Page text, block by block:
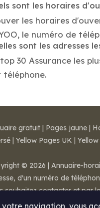
sont les horaires
les horaires
le numéro de
sont les adresses
30 Assurance les
téléphone.
votre navigation, vous
gratuit | Pages jaune |
| Yellow Pages UK |
© 2026 | Annuaire-
d'un numéro de
souhaitez contacter et par
légales-Conditions de